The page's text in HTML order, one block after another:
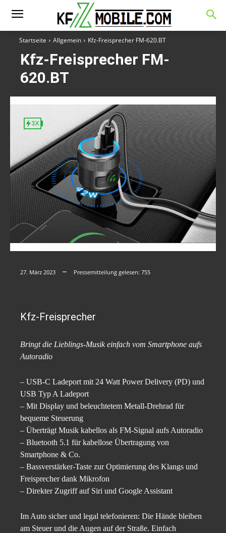
Startseite Allgemein Kfz-Freisprecher FM-620.BT
Kfz-Freisprecher FM-
620.BT
27. März 2023 Pressemitteilung gelesen: 755
Kfz-Freisprecher
Bringt die Lieblings-Musik einfach vom Smartphone aufs
Autoradio
– USB-C Ladeport mit 24 Watt Power Delivery (PD) und
USB Typ A Ladeport
– Mit Display und beleuchtetem Metall-Drehrad für
bequeme Steuerung
– Überträgt Musik kabellos als FM-Signal aufs Autoradio
– Bluetooth 5.1 für kabellose Übertragung von
Smartphone & Co.
– Bassverstärker-Taste zur Optimierung des Klangs und
Freisprecher dank Mikrofon
– Direkter Zugriff auf Siri und Google Assistant
Im Auto sicher und legal telefonieren: Die Hände bleiben
am Steuer und die Augen auf der Straße. Einfach